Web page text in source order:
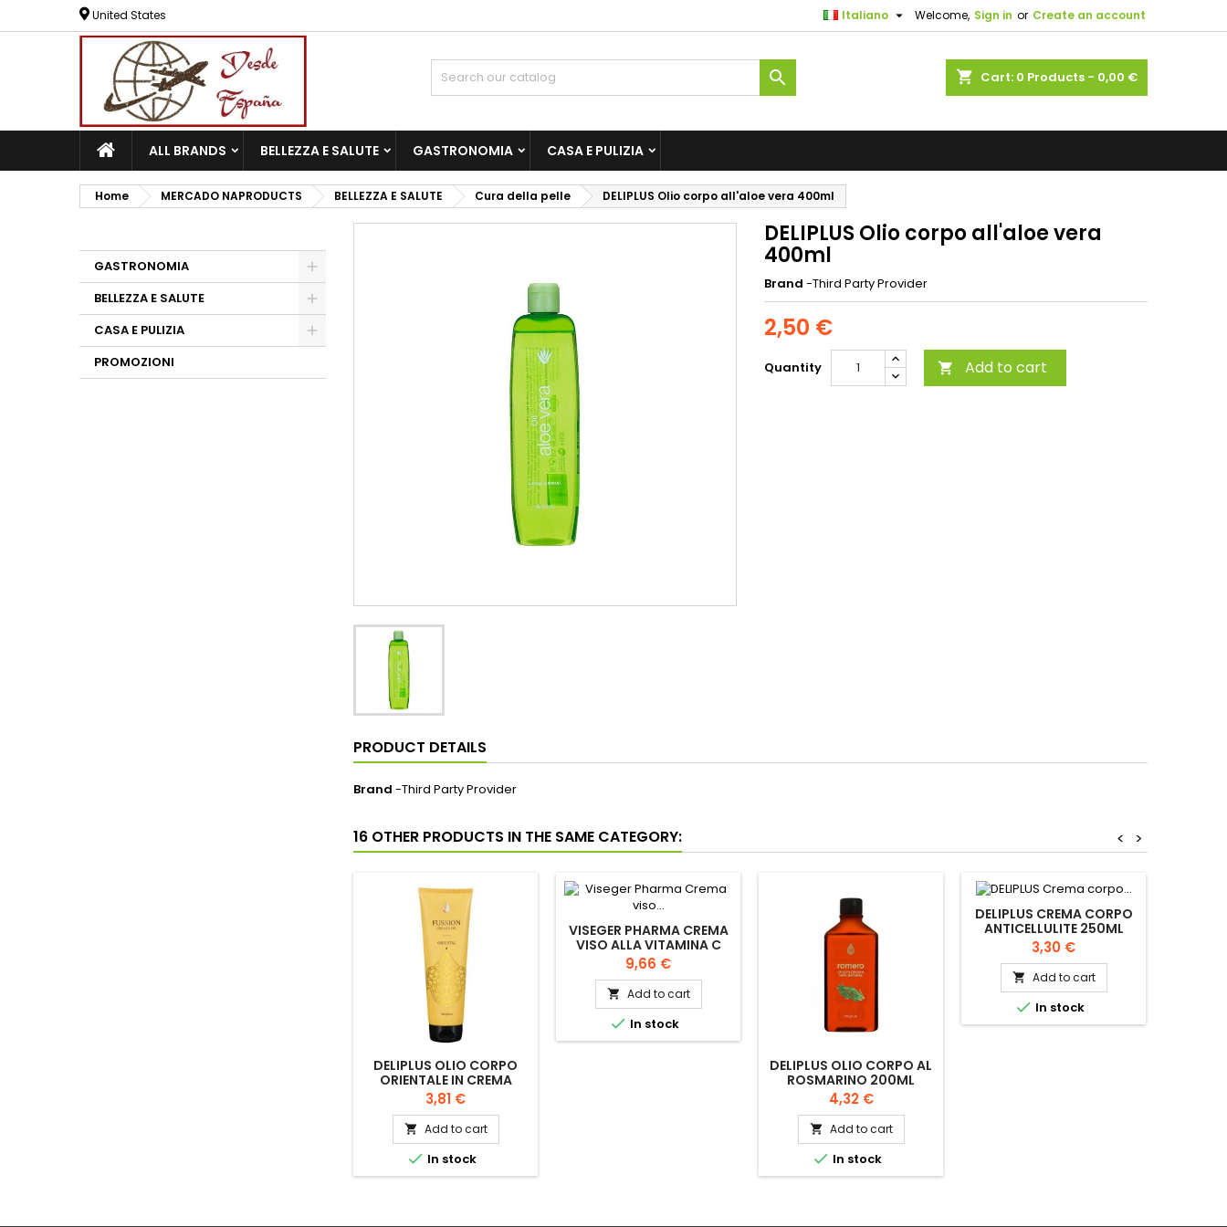
United States Welcome, Sign in or Create an account
Italiano 
shopping_cart Cart: 0 Products - 0,00 €

ALL BRANDS BELLEZZA E SALUTE GASTRONOMIA CASA E PULIZIA
Home MERCADO NAPRODUCTS BELLEZZA E SALUTE Cura della pelle DELIPLUS Olio corpo all'aloe vera 400ml
GASTRONOMIA
BELLEZZA E SALUTE
CASA E PULIZIA
PROMOZIONI
DELIPLUS Olio corpo all'aloe vera
400ml
Brand -Third Party Provider
2,50 €
Quantity  Add to cart
PRODUCT DETAILS
Brand -Third Party Provider
16 OTHER PRODUCTS IN THE SAME CATEGORY: >
<
DELIPLUS OLIO CORPO
ORIENTALE IN CREMA
250ML
Price
3,81 €
 Add to cart
 In stock
VISEGER PHARMA CREMA
VISO ALLA VITAMINA C
50ML
Price
9,66 €
 Add to cart
 In stock
DELIPLUS OLIO CORPO AL
ROSMARINO 200ML
Price
4,32 €
 Add to cart
 In stock
DELIPLUS CREMA CORPO
ANTICELLULITE 250ML
Price
3,30 €
 Add to cart
 In stock